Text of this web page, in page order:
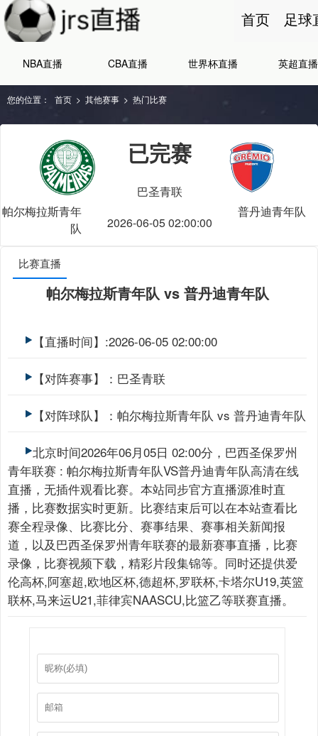
首页 足球
NBA直播 CBA直播 世界杯直播 英超直播
您的位置： 首页 > 其他赛事 > 热门比赛
帕尔梅拉斯青年
队
已完赛
巴圣青联
2026-06-05 02:00:00
普丹迪青年队
比赛直播
帕尔梅拉斯青年队 vs 普丹迪青年队
【直播时间】:2026-06-05 02:00:00
【对阵赛事】：巴圣青联
【对阵球队】：帕尔梅拉斯青年队 vs 普丹迪青年队
北京时间2026年06月05日 02:00分，巴西圣保罗州
青年联赛 : 帕尔梅拉斯青年队VS普丹迪青年队高清在线
直播，无插件观看比赛。本站同步官方直播源准时直
播，比赛数据实时更新。比赛结束后可以在本站查看比
赛全程录像、比赛比分、赛事结果、赛事相关新闻报
道，以及巴西圣保罗州青年联赛的最新赛事直播，比赛
录像，比赛视频下载，精彩片段集锦等。同时还提供爱
伦高杯,阿塞超,欧地区杯,德超杯,罗联杯,卡塔尔U19,英篮
联杯,马来运U21,菲律宾NAASCU,比篮乙等联赛直播。